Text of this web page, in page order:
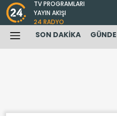
TV PROGRAMLARI
YAYIN AKIŞI
24 RADYO
SON DAKİKA